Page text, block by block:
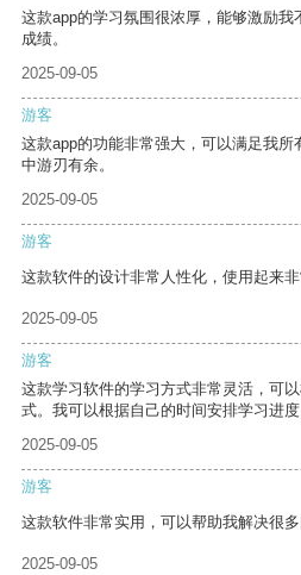
这款app的学习氛围很浓厚，能够激励
成绩。
2025-09-05
游客
这款app的功能非常强大，可以满足我
中游刃有余。
2025-09-05
游客
这款软件的设计非常人性化，使用起来非
2025-09-05
游客
这款学习软件的学习方式非常灵活，可
式。我可以根据自己的时间安排学习进度
2025-09-05
游客
这款软件非常实用，可以帮助我解决很多
2025-09-05